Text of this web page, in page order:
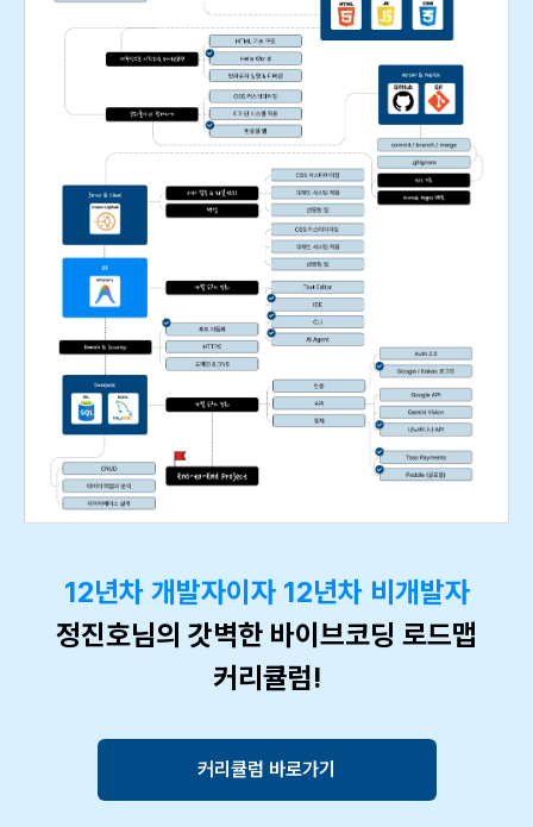
12년차 개발자이자 12년차 비개발자
정진호님의 갓벽한 바이브코딩 로드맵
커리큘럼!
커리큘럼 바로가기